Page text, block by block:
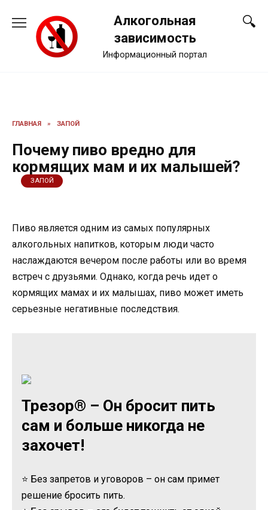
содержанию
Алкогольная
зависимость
Информационный портал
ГЛАВНАЯ » ЗАПОЙ
Почему пиво вредно для
кормящих мам и их малышей?
ЗАПОЙ
Пиво является одним из самых популярных
алкогольных напитков, которым люди часто
наслаждаются вечером после работы или во время
встреч с друзьями. Однако, когда речь идет о
кормящих мамах и их малышах, пиво может иметь
серьезные негативные последствия.
Трезор® – Он бросит пить
сам и больше никогда не
захочет!
⭐ Без запретов и уговоров – он сам примет
решение бросить пить.